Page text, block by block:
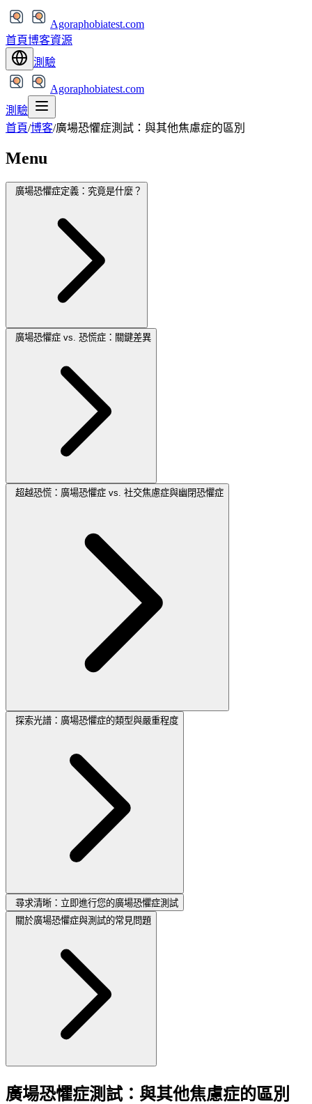
Agoraphobiatest.com
首頁博客資源
測驗
Agoraphobiatest.com
測驗
首頁/博客/廣場恐懼症測試：與其他焦慮症的區別
Menu
廣場恐懼症定義：究竟是什麼？
廣場恐懼症 vs. 恐慌症：關鍵差異
超越恐慌：廣場恐懼症 vs. 社交焦慮症與幽閉恐懼症
探索光譜：廣場恐懼症的類型與嚴重程度
尋求清晰：立即進行您的廣場恐懼症測試
關於廣場恐懼症與測試的常見問題
廣場恐懼症測試：與其他焦慮症的區別